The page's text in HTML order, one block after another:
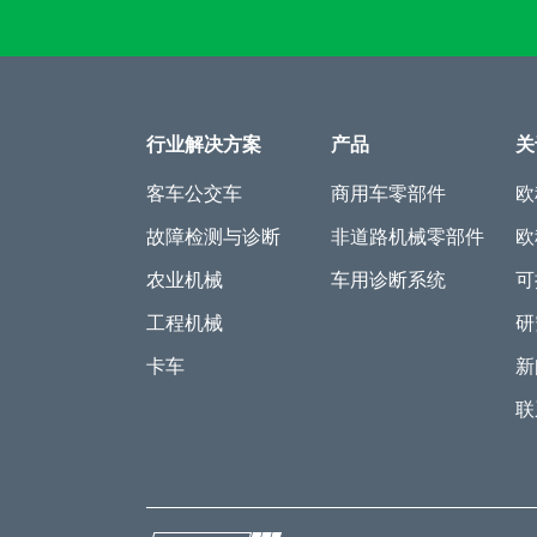
行业解决方案
客车公交车
故障检测与诊断
农业机械
工程机械
卡车
产品
商用车零部件
非道路机械零部件
车用诊断系统